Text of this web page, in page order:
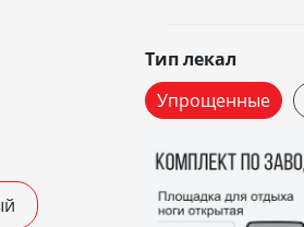
Тип лекал
Упрощенные